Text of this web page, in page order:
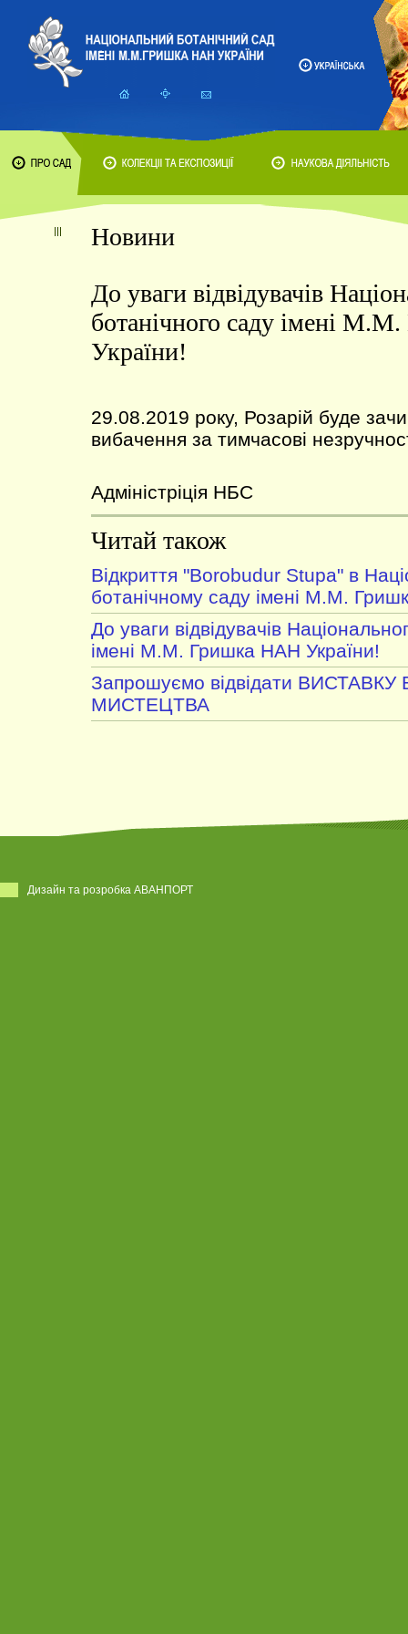
Новини
До уваги відвідувачів
ботанічного саду імені
України!
29.08.2019 року, Розарій буде
вибачення за тимчасові
Адміністріція НБС
Читай також
Відкриття "Borobudur Stupa" в
ботанічному саду імені М.М.
До уваги відвідувачів
імені М.М. Гришка НАН України!
Запрошуємо відвідати
МИСТЕЦТВА
Дизайн та розробка АВАНПОРТ